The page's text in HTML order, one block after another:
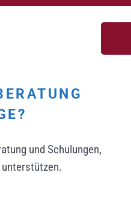
und Schulungen,
unterstützen.